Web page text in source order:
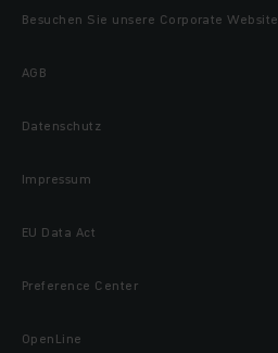
Besuchen Sie unsere Corporate Website
AGB
Datenschutz
Impressum
EU Data Act
Preference Center
OpenLine